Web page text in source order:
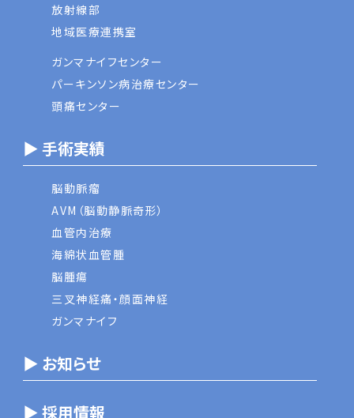
放射線部
地域医療連携室
ガンマナイフセンター
パーキンソン病治療センター
頭痛センター
▶ 手術実績
脳動脈瘤
AVM（脳動静脈奇形）
血管内治療
海綿状血管腫
脳腫瘍
三叉神経痛・顔面神経
ガンマナイフ
▶ お知らせ
▶ 採用情報